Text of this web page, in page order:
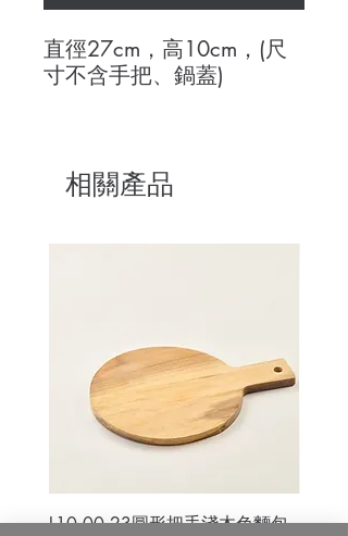
直徑27cm，高10cm，(尺
寸不含手把、鍋蓋)
相關產品
L10.00.23圓形把手淺木色麵包